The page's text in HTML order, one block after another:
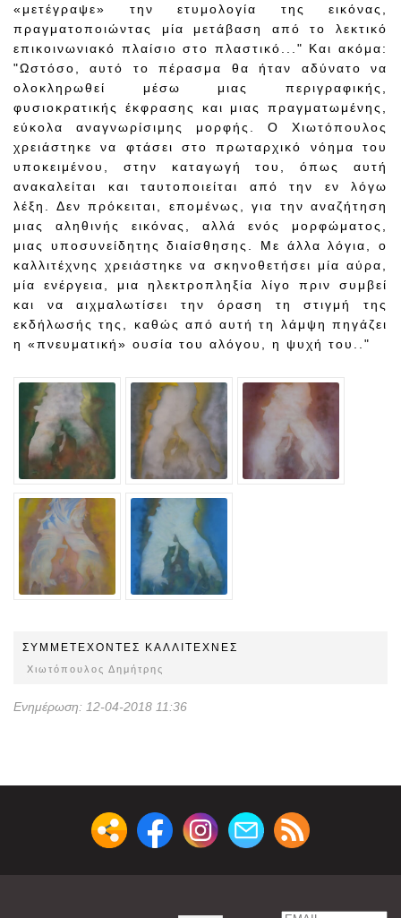
«μετέγραψε» την ετυμολογία της εικόνας,
πραγματοποιώντας μία μετάβαση από το λεκτικό
επικοινωνιακό πλαίσιο στο πλαστικό..." Και ακόμα:
"Ωστόσο, αυτό το πέρασμα θα ήταν αδύνατο να
ολοκληρωθεί μέσω μιας περιγραφικής,
φυσιοκρατικής έκφρασης και μιας πραγματωμένης,
εύκολα αναγνωρίσιμης μορφής. Ο Χιωτόπουλος
χρειάστηκε να φτάσει στο πρωταρχικό νόημα του
υποκειμένου, στην καταγωγή του, όπως αυτή
ανακαλείται και ταυτοποιείται από την εν λόγω
λέξη. Δεν πρόκειται, επομένως, για την αναζήτηση
μιας αληθινής εικόνας, αλλά ενός μορφώματος,
μιας υποσυνείδητης διαίσθησης. Με άλλα λόγια, ο
καλλιτέχνης χρειάστηκε να σκηνοθετήσει μία αύρα,
μία ενέργεια, μια ηλεκτροπληξία λίγο πριν συμβεί
και να αιχμαλωτίσει την όραση τη στιγμή της
εκδήλωσής της, καθώς από αυτή τη λάμψη πηγάζει
η «πνευματική» ουσία του αλόγου, η ψυχή του.."
ΣΥΜΜΕΤEΧOΝΤΕΣ ΚΑΛΛΙΤΕΧΝΕΣ
Χιωτόπουλος Δημήτρης
Ενημέρωση: 12-04-2018 11:36